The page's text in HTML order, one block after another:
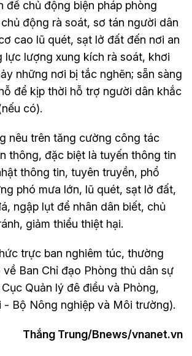
để chủ động biện pháp phòng
động rà soát, sơ tán người dân
cao lũ quét, sạt lở đất đến nơi an
lực lượng xung kích rà soát, khơi
những nơi bị tắc nghẽn; sẵn sàng
để kịp thời hỗ trợ người dân khắc
có).
nêu trên tăng cường công tác
thông, đặc biệt là tuyến thông tin
thông tin, tuyên truyền, phổ
phó mưa lớn, lũ quét, sạt lở đất,
ngập lụt để nhân dân biết, chủ
giảm thiểu thiệt hại.
trực ban nghiêm túc, thường
Ban Chỉ đạo Phòng thủ dân sự
Quản lý đê điều và Phòng,
- Bộ Nông nghiệp và Môi trường).
Thắng Trung/Bnews/vnanet.vn